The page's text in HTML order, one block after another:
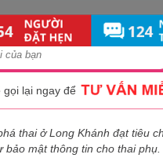
đang hết tiền hoặc muốn
tại đây:
gọi lại ngay để
thai ở Long Khánh đạt tiêu
bảo mật thông tin cho thai